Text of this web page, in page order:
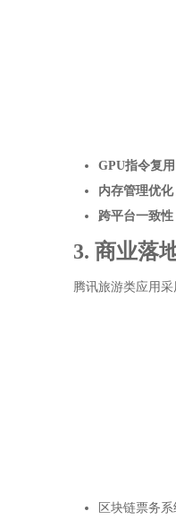
GPU指令复用
内存管理优化
跨平台一致性
3. 商业落
腾讯旅游类应用采
区块链票务